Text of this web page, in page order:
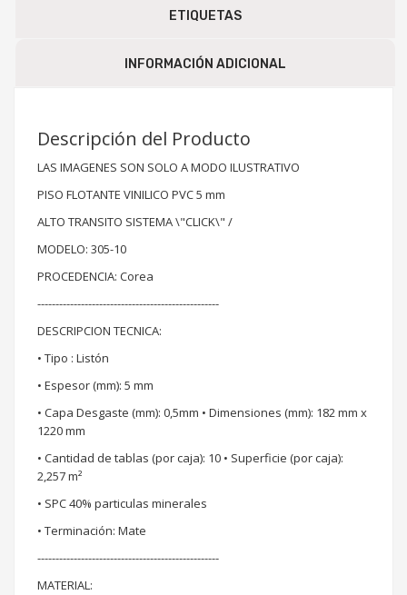
ETIQUETAS
INFORMACIÓN ADICIONAL
Descripción del Producto
LAS IMAGENES SON SOLO A MODO ILUSTRATIVO
PISO FLOTANTE VINILICO PVC 5 mm
ALTO TRANSITO SISTEMA \"CLICK\" /
MODELO: 305-10
PROCEDENCIA: Corea
--------------------------------------------------
DESCRIPCION TECNICA:
• Tipo : Listón
• Espesor (mm): 5 mm
• Capa Desgaste (mm): 0,5mm • Dimensiones (mm): 182 mm x
1220 mm
• Cantidad de tablas (por caja): 10 • Superficie (por caja):
2,257 m²
• SPC 40% particulas minerales
• Terminación: Mate
--------------------------------------------------
MATERIAL: